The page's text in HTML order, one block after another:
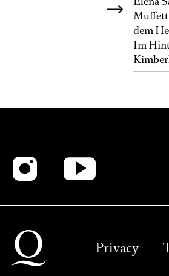
Muffett
dem
Im
Privacy